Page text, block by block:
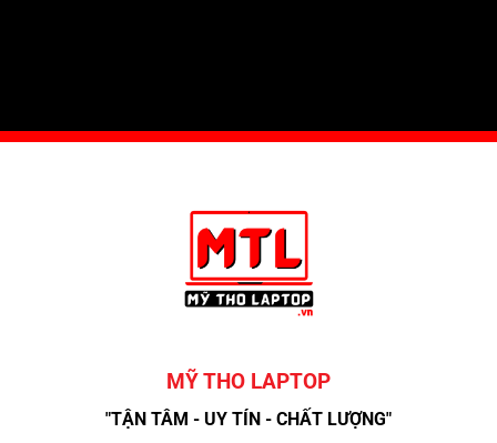
MỸ THO LAPTOP
"TẬN TÂM - UY TÍN - CHẤT LƯỢNG"